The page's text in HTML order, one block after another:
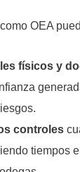
OEA
físicos y
controles
tiempos